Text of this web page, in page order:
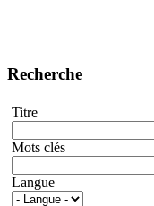
Recherche
Titre
Mots clés
Langue